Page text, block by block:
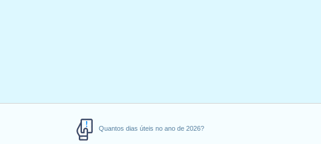
Quantos dias úteis no ano de 2026?